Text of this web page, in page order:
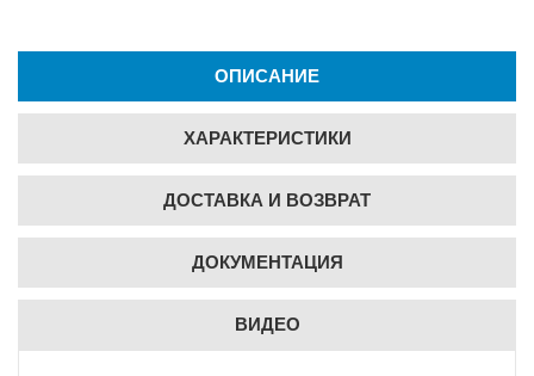
ОПИСАНИЕ
ХАРАКТЕРИСТИКИ
ДОСТАВКА И ВОЗВРАТ
ДОКУМЕНТАЦИЯ
ВИДЕО